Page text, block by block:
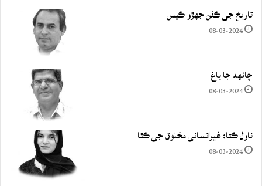
تاريخ جي ڪفن جھڙو ڪيس
08-03-2024
چانهه جا باغ
08-03-2024
ناول ڪتا: غيرانساني مخلوق جي ڪٿا
08-03-2024